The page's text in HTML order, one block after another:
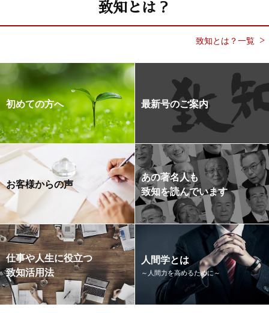
致知とは？
致知とは？一覧
初めての方へ 最新号のご案内
お客様からの声
あの著名人も
致知を読んでいます
仕事や人生に役立つ
致知活用法
人間学とは
～人間力を高めるために～